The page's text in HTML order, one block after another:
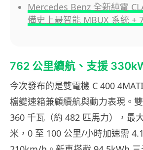
Mercedes Benz 全新純電
備史上最智能 MBUX 系統 +
762 公里續航、支援
今次發布的是雙電機 C 400
檔變速箱兼顧續航與動力表現。
360 千瓦（約 482 匹馬力），最
米，0 至 100 公里/小時加速需